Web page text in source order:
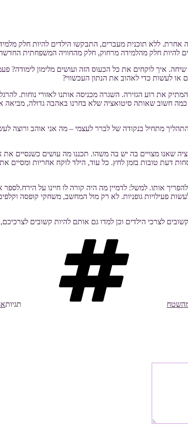
ללא תוכנית מעברים, התבקשו הילדים להיות חלק
להיות חלק מהלמידה מרחוק, חלק מהחוויה המשפחתית
לוקחים את כל הכעוס הזה ועושים מלימון לימודה?
לעשות כדי לאהוב את הנתון העכשווי?
את רוע הגזירה. השגרה מכניסה אותנו לאזורי נוחות.
כמה חשוב שאותה סיטואציה שלא בחרנו באהבה גדולה,
מתחיל בנקודה של לברר לעצמי – מה אני אוהב
שאנו מצויים בה יש בה משהו. תכננו מה עושים כשנסיים
דעת טובות בזמן לחץ. כל עוד, הילד לוקח אחריות
אותו. למשל: לדמיין מה היה קורה לו חיינו על
פעילויות גופניות. לא רק מול המחשב, משחקי קופסה
לצרכי הילדים וכן למדו גם אותם להיות קשובים
מהשטח תגיות